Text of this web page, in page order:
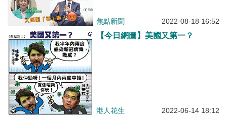
焦點新聞 2022-08-18 16:52
【今日網圖】美國又第一？
港人花生 2022-06-14 18:12